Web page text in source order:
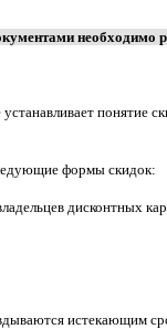
необходимо
формы скидок:
дисконтных
истекающим